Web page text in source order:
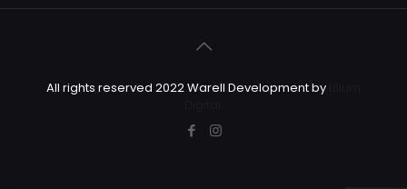
All rights reserved 2022 Warell Development by